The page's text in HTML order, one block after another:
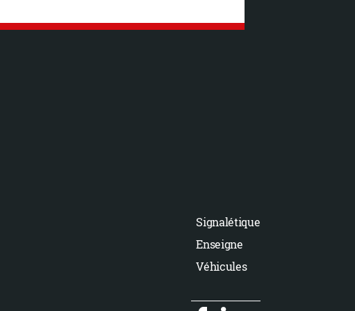
Signalétique
Enseigne
Véhicules